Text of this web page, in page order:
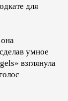
для
умное
взглянула